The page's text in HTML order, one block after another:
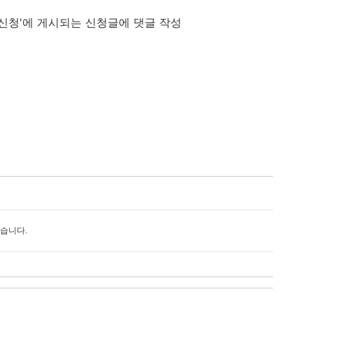
'에 게시되는 신청글에 댓글 작성
니다.